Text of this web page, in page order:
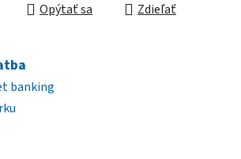
Opýtať sa Zdieľať
banking